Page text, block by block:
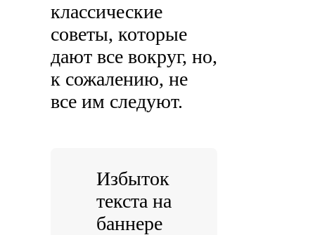
классические
советы, которые
дают все вокруг, но,
к сожалению, не
все им следуют.
Избыток
текста на
баннере